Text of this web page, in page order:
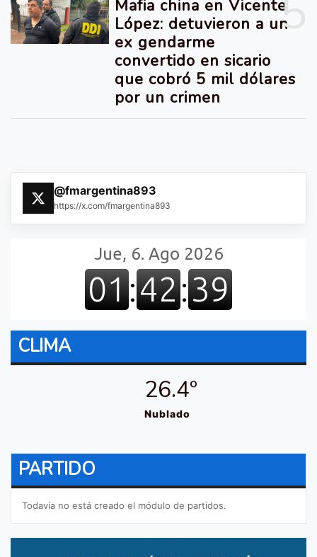
5
Mafia china en Vicente
López: detuvieron a un
ex gendarme
convertido en sicario
que cobró 5 mil dólares
por un crimen
@fmargentina893
https://x.com/fmargentina893
CLIMA
26.4º
Nublado
PARTIDO
Todavía no está creado el módulo de partidos.